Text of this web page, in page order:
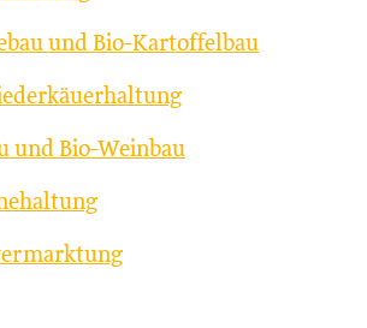
und Bio-Kartoffelbau
und Bio-Weinbau